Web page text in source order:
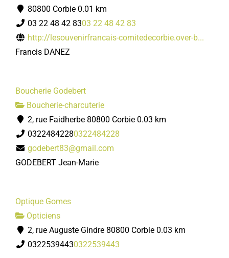
80800 Corbie 0.01 km
03 22 48 42 8303 22 48 42 83
http://lesouvenirfrancais-comitedecorbie.over-b...
Francis DANEZ
Boucherie Godebert
Boucherie-charcuterie
2, rue Faidherbe 80800 Corbie 0.03 km
03224842280322484228
godebert83@gmail.com
GODEBERT Jean-Marie
Optique Gomes
Opticiens
2, rue Auguste Gindre 80800 Corbie 0.03 km
03225394430322539443